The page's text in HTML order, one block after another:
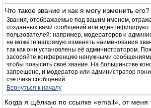
Что такое звание и как я могу изменить его?
Звания, отображаемые под вашим именем,
созданных вами сообщений или
пользователей: например, модераторов и
не можете напрямую изменять наименования
так как они установлены её администратором.
засоряйте конференцию ненужными сообщениями
чтобы повысить своё звание. На большинстве
запрещено, и модератор или администратор
счётчика сообщений.
Вернуться к началу
Когда я щёлкаю по ссылке «email», от меня